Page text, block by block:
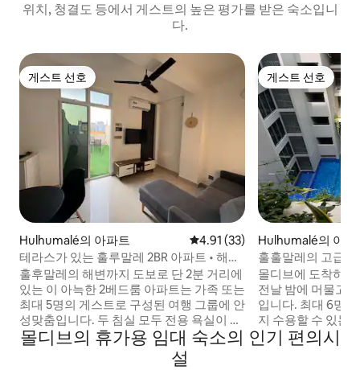
위치, 청결도 등에서 게스트의 높은 평가를 받은 숙소입니
다.
게스트 선호
게스트 선호
Hulhumalé의 아파트 평점 4.91점(5점 만점), 후기 33
4.91 (33)
테라스가 있는 훌루말레 2BR 아파트 • 해변
까지 도보 2분
훌후말레의 해변까지 도보로 단 2분 거리에
있는 이 아늑한 2베드룸 아파트는 가족 또는
최대 5명의 게스트로 구성된 여행 그룹에 안
성맞춤입니다. 두 침실 모두 전용 욕실이 있
으며, 거실 공간과 작은 주방이 있습니다. 야
외 식사 공간이 있는 전용 테라스를 즐겨 보
세요. 이곳에서는 흡연이 허용됩니다. 도보
게스트 선호
게스트 선호
Hulhumalé의 아파
훌훌말레의 고급
몰디브에 도착하
전날 밤에 머물고
입니다. 최대 6명(성인 2명, 어린이 4명)까
지 수용할 수 있는
서 휴식을 취하세
간, 스마트 TV, 와
몰디브의 휴가용 임대 숙소의 인기 편의시
설